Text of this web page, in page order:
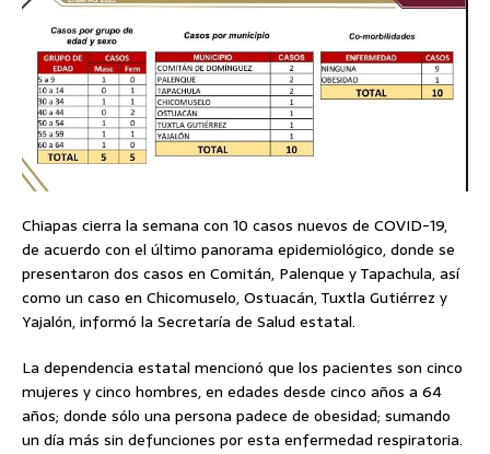
Chiapas cierra la semana con 10 casos nuevos de COVID-19,
de acuerdo con el último panorama epidemiológico, donde se
presentaron dos casos en Comitán, Palenque y Tapachula, así
como un caso en Chicomuselo, Ostuacán, Tuxtla Gutiérrez y
Yajalón, informó la Secretaría de Salud estatal.
La dependencia estatal mencionó que los pacientes son cinco
mujeres y cinco hombres, en edades desde cinco años a 64
años; donde sólo una persona padece de obesidad; sumando
un día más sin defunciones por esta enfermedad respiratoria.